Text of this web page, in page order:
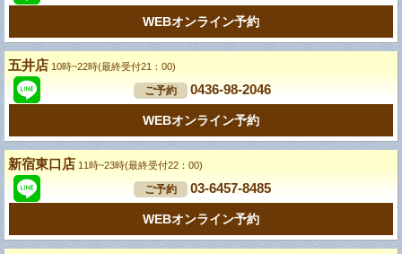
WEBオンライン予約
五井店 10時~22時(最終受付21：00)
ご予約 0436-98-2046
WEBオンライン予約
新宿東口店 11時~23時(最終受付22：00)
ご予約 03-6457-8485
WEBオンライン予約